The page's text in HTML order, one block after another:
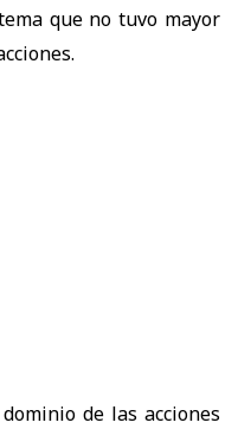
que no tuvo mayor
de las acciones